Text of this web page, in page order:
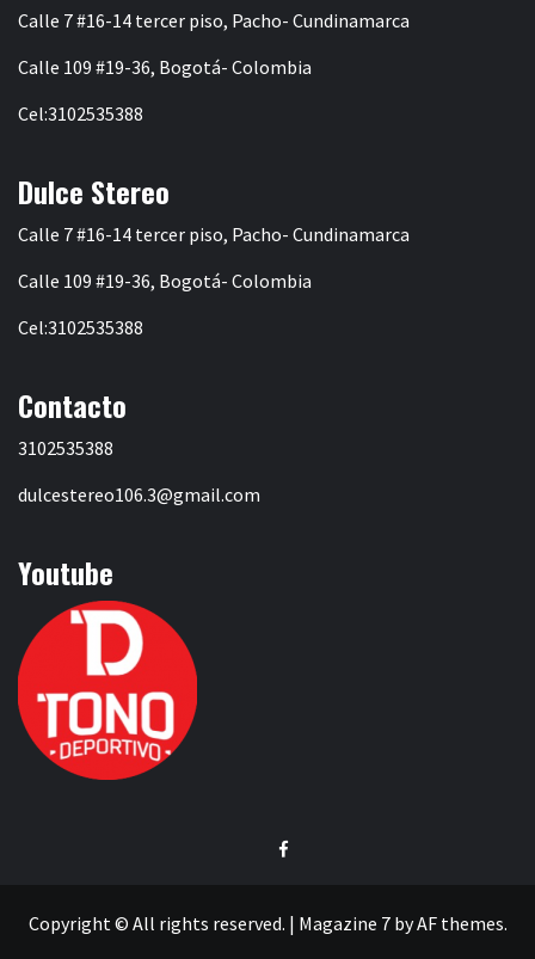
Calle 7 #16-14 tercer piso, Pacho- Cundinamarca
Calle 109 #19-36, Bogotá- Colombia
Cel:3102535388
Dulce Stereo
Calle 7 #16-14 tercer piso, Pacho- Cundinamarca
Calle 109 #19-36, Bogotá- Colombia
Cel:3102535388
Contacto
3102535388
dulcestereo106.3@gmail.com
Youtube
Facebook
Copyright © All rights reserved. | Magazine 7by AF themes.